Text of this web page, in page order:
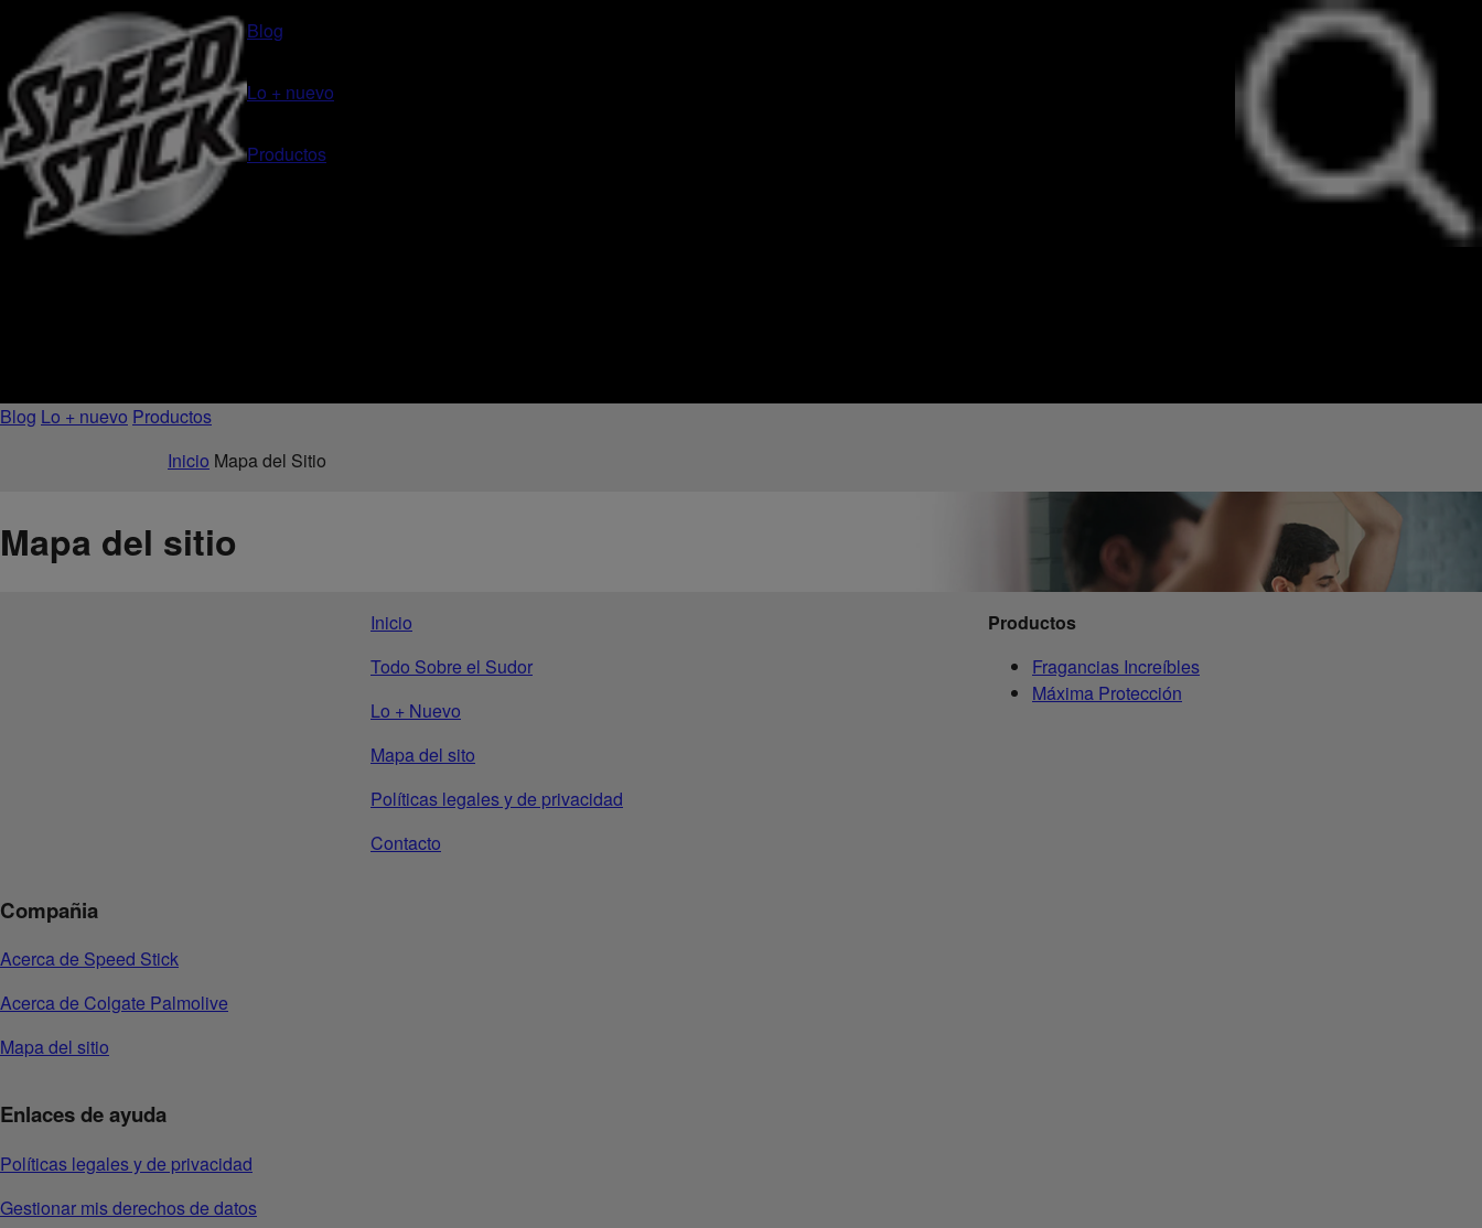
Blog
Lo + nuevo
Productos
Blog Lo + nuevo Productos
Inicio Mapa del Sitio
Mapa del sitio
Inicio
Todo Sobre el Sudor
Lo + Nuevo
Mapa del sito
Políticas legales y de privacidad
Contacto
Productos
Fragancias Increíbles
Máxima Protección
Compañia
Acerca de Speed Stick
Acerca de Colgate Palmolive
Mapa del sitio
Enlaces de ayuda
Políticas legales y de privacidad
Gestionar mis derechos de datos